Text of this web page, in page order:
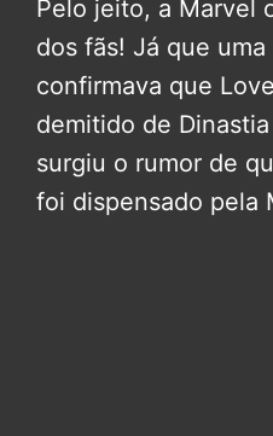
Pelo jeito, a Marvel
dos fãs! Já que
confirmava que
demitido de
surgiu o rumor de
foi dispensado pela